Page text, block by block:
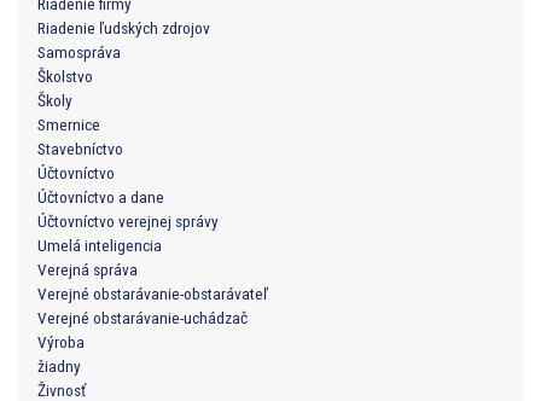
Riadenie ľudských zdrojov
Samospráva
Školstvo
Školy
Smernice
Stavebníctvo
Účtovníctvo
Účtovníctvo a dane
Účtovníctvo verejnej správy
Umelá inteligencia
Verejná správa
Verejné obstarávanie-obstarávateľ
Verejné obstarávanie-uchádzač
Výroba
žiadny
Živnosť